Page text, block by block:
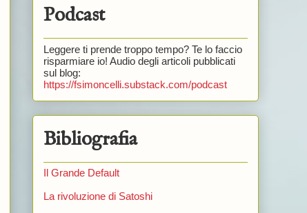
Podcast
Leggere ti prende troppo tempo? Te lo faccio
risparmiare io! Audio degli articoli pubblicati
sul blog:
https://fsimoncelli.substack.com/podcast
Bibliografia
Il Grande Default
La rivoluzione di Satoshi